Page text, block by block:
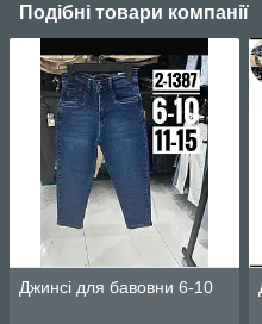
Подібні товари компанії
Джинсі для бавовни 6-10